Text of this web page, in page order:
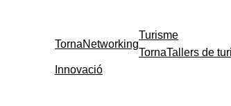
TornaNetworking
Turisme
TornaTallers de
Innovació